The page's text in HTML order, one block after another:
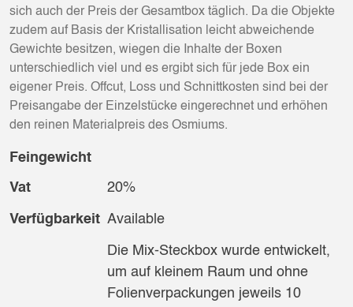
sich auch der Preis der Gesamtbox täglich. Da die Objekte
zudem auf Basis der Kristallisation leicht abweichende
Gewichte besitzen, wiegen die Inhalte der Boxen
unterschiedlich viel und es ergibt sich für jede Box ein
eigener Preis. Offcut, Loss und Schnittkosten sind bei der
Preisangabe der Einzelstücke eingerechnet und erhöhen
den reinen Materialpreis des Osmiums.
Feingewicht
Vat 20%
Verfügbarkeit Available
Die Mix-Steckbox wurde entwickelt,
um auf kleinem Raum und ohne
Folienverpackungen jeweils 10